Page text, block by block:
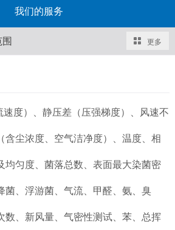
我们的服务
更多
速度）、静压差（压强梯度）、风速不
含尘浓度、空气洁净度）、温度、相
均匀度、菌落总数、表面最大染菌密
菌、浮游菌、气流、甲醛、氨、臭
数、新风量、气密性测试、苯、总挥